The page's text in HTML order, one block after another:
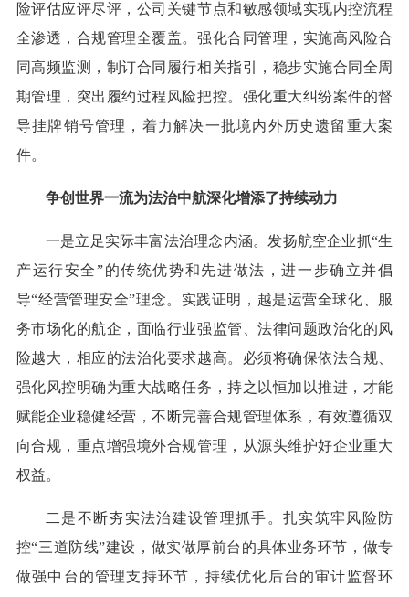
险评估应评尽评，公司关键节点和敏感领域实现内控流程
全渗透，合规管理全覆盖。强化合同管理，实施高风险合
同高频监测，制订合同履行相关指引，稳步实施合同全周
期管理，突出履约过程风险把控。强化重大纠纷案件的督
导挂牌销号管理，着力解决一批境内外历史遗留重大案
件。
争创世界一流为法治中航深化增添了持续动力
一是立足实际丰富法治理念内涵。发扬航空企业抓“生
产运行安全”的传统优势和先进做法，进一步确立并倡
导“经营管理安全”理念。实践证明，越是运营全球化、服
务市场化的航企，面临行业强监管、法律问题政治化的风
险越大，相应的法治化要求越高。必须将确保依法合规、
强化风控明确为重大战略任务，持之以恒加以推进，才能
赋能企业稳健经营，不断完善合规管理体系，有效遵循双
向合规，重点增强境外合规管理，从源头维护好企业重大
权益。
二是不断夯实法治建设管理抓手。扎实筑牢风险防
控“三道防线”建设，做实做厚前台的具体业务环节，做专
做强中台的管理支持环节，持续优化后台的审计监督环